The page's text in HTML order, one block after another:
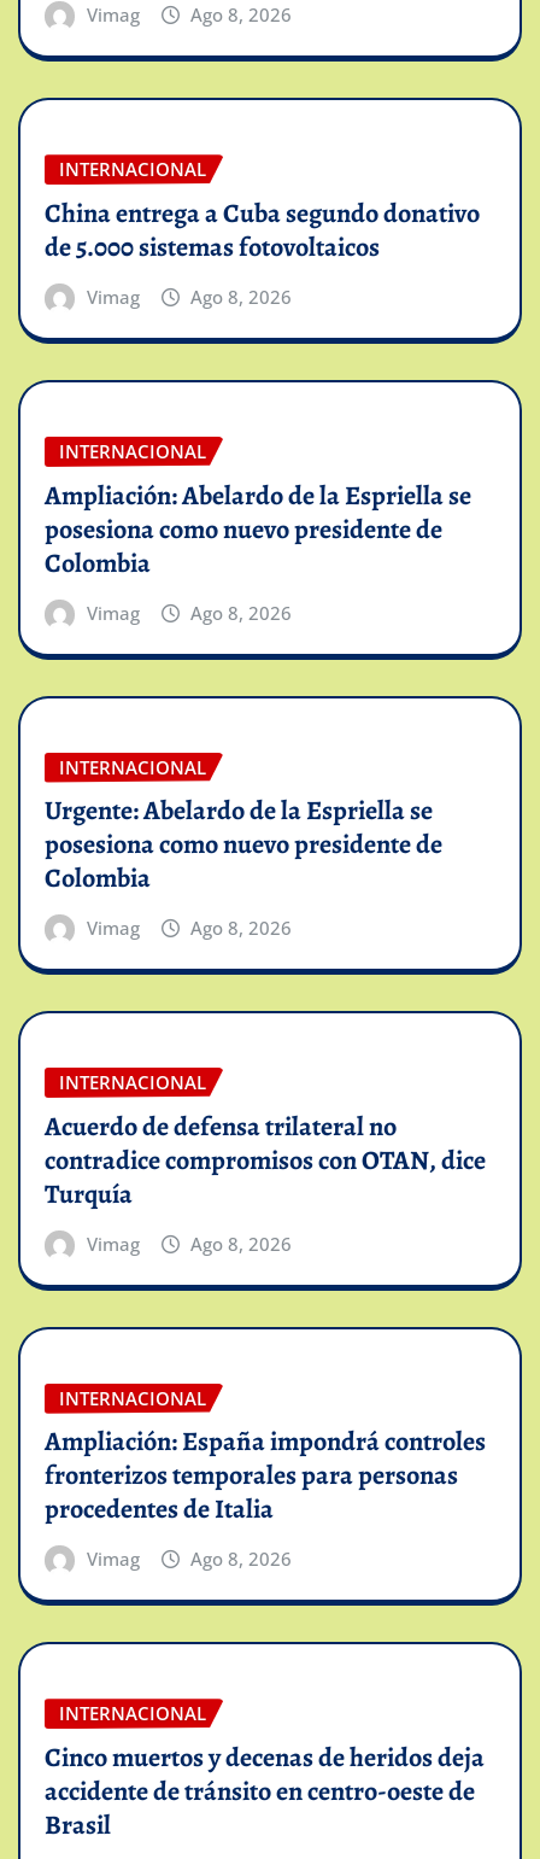
Vimag Ago 8, 2026
INTERNACIONAL
China entrega a Cuba segundo donativo
de 5.000 sistemas fotovoltaicos
Vimag Ago 8, 2026
INTERNACIONAL
Ampliación: Abelardo de la Espriella se
posesiona como nuevo presidente de
Colombia
Vimag Ago 8, 2026
INTERNACIONAL
Urgente: Abelardo de la Espriella se
posesiona como nuevo presidente de
Colombia
Vimag Ago 8, 2026
INTERNACIONAL
Acuerdo de defensa trilateral no
contradice compromisos con OTAN, dice
Turquía
Vimag Ago 8, 2026
INTERNACIONAL
Ampliación: España impondrá controles
fronterizos temporales para personas
procedentes de Italia
Vimag Ago 8, 2026
INTERNACIONAL
Cinco muertos y decenas de heridos deja
accidente de tránsito en centro-oeste de
Brasil